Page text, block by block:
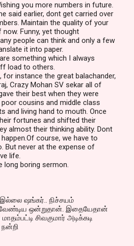
you more numbers in future.
said earlier, dont get carried over
Maintain the quality of your
Funny, yet thought
people can think and only a few
it into paper.
something which I always
load to others.
for instance the great balachander,
Crazy Mohan SV sekar all of
their best when they were
cousins and middle class
and living hand to mouth. Once
fortunes and shifted their
almost their thinking ability. Dont
course, we have to
But never at the expense of
life.
long boring sermon.
ஷங்கர்.. நிச்சயம்
ஒன்றுதான். இதையேதான்
சிவகுமார் அடிக்கடி